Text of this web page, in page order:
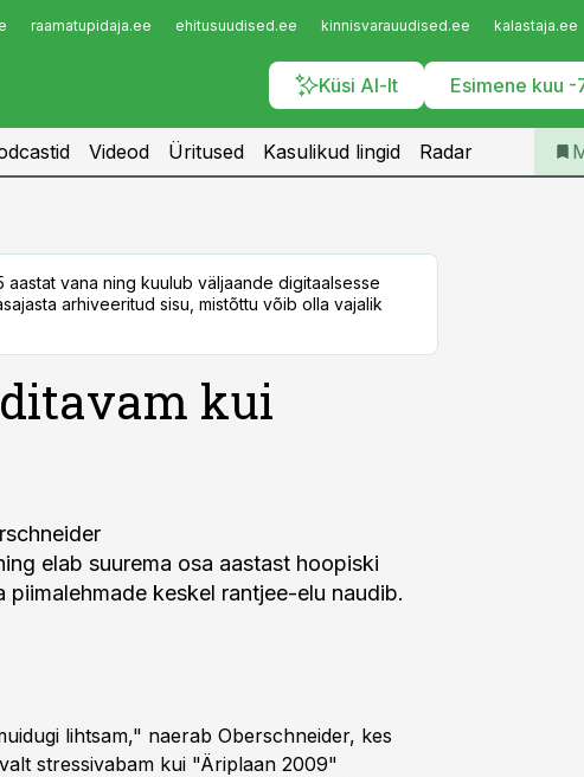
raamatupidaja.ee ehitusuudised.ee kinnisvarauudised.ee kalastaja.ee
Küsi AI-lt Esimene kuu -
Telli
Videod Üritused Kasulikud lingid Radar
aastat vana ning kuulub väljaande digitaalsesse
arhiveeritud sisu, mistõttu võib olla vajalik
kui
elab suurema osa aastast hoopiski
keskel rantjee-elu naudib.
lihtsam," naerab Oberschneider, kes
stressivabam kui "Äriplaan 2009"